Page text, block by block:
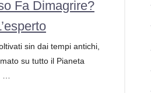
Fa Dimagrire?
sin dai tempi antichi,
su tutto il Pianeta
…